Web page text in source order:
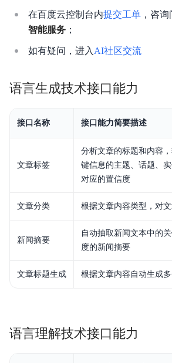
智能创作平台（SaaS)
在百度云控制台内提交工单 ，咨
智能服务 ；
如有疑问，进入 AI社区交流
语言生成技术接口能力
接口名称 接口能力简要描述
文章标签
分析文章的标题和内容
键信息的主题、话题、
对应的置信度
文章分类 根据文章内容类型，对
新闻摘要
自动抽取新闻文本中的
度的新闻摘要
文章标题生成 根据文章内容自动生成
语言理解技术接口能力